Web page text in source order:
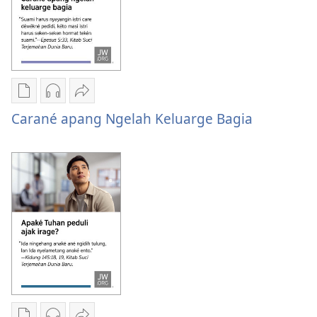
bagie
seterusné?
bagie
seterusné?
Pilian
ngunduh
publikasi
digital
Carané
apang
ngelah
keluarge
bagia
Pilihan
unduhan
rekaman
audio
Carané
apang
ngelah
keluarge
bagia
Bagiang
Carané
apang
ngelah
keluarge
bagia
Carané apang Ngelah Keluarge Bagia